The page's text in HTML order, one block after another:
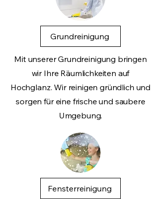
Grundreinigung
Mit unserer Grundreinigung bringen
wir Ihre Räumlichkeiten auf
Hochglanz. Wir reinigen gründlich und
sorgen für eine frische und saubere
Umgebung.
Fensterreinigung